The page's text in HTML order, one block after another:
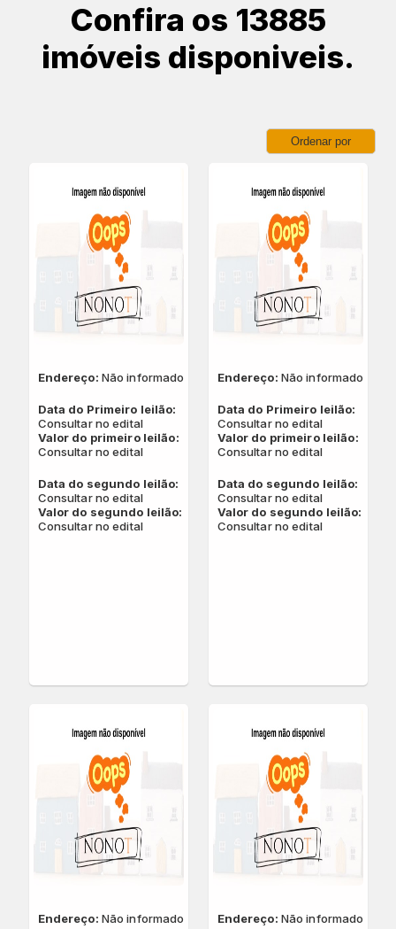
Confira os 13885
imóveis disponiveis.
Ordenar por
Endereço: Não informado
Data do Primeiro leilão:
Consultar no edital
Valor do primeiro leilão:
Consultar no edital
Data do segundo leilão:
Consultar no edital
Valor do segundo leilão:
Consultar no edital
Endereço: Não informado
Data do Primeiro leilão:
Consultar no edital
Valor do primeiro leilão:
Consultar no edital
Data do segundo leilão:
Consultar no edital
Valor do segundo leilão:
Consultar no edital
Endereço: Não informado Endereço: Não informado